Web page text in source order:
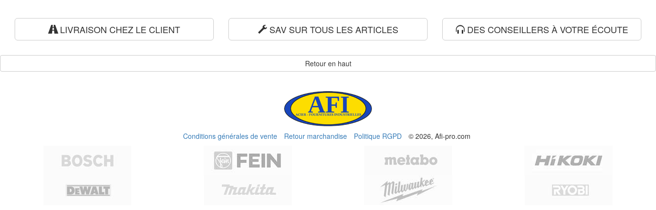
LIVRAISON CHEZ LE CLIENT SAV SUR TOUS LES ARTICLES DES CONSEILLERS À VOTRE ÉCOUTE
Retour en haut
Conditions générales de vente Retour marchandise Politique RGPD © 2026, Afi-pro.com